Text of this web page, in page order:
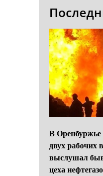
В Оренбуржье
двух рабочих
выслушал
цеха